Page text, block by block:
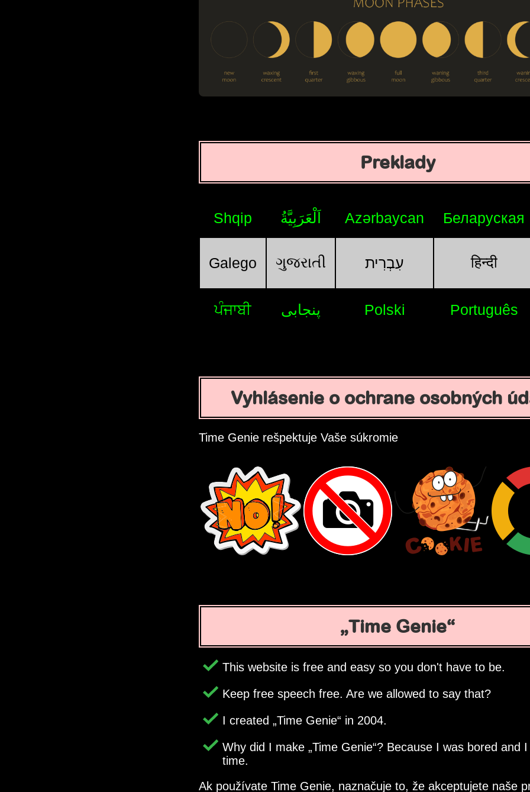
Preklady
Shqip اَلْعَرَبِيَّةُ Azərbaycan Беларуская
Galego ગુજરાતી עִבְרִית हिन्दी
ਪੰਜਾਬੀ پنجابی Polski Português
Vyhlásenie o ochrane osobných
Time Genie rešpektuje Vaše súkromie
Time Genie
This website is free and easy so you don't have to be.
Keep free speech free. Are we allowed to say that?
I created Time Genie in 2004.
Why did I make Time Genie ? Because I was bored and
time.
Ak používate Time Genie, naznačuje to, že akceptujete naše